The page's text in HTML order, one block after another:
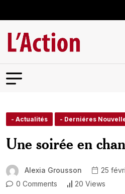
- Actualités - Derniéres
Une soirée en
Alexia Grousson
25
0 Comments
20 Views